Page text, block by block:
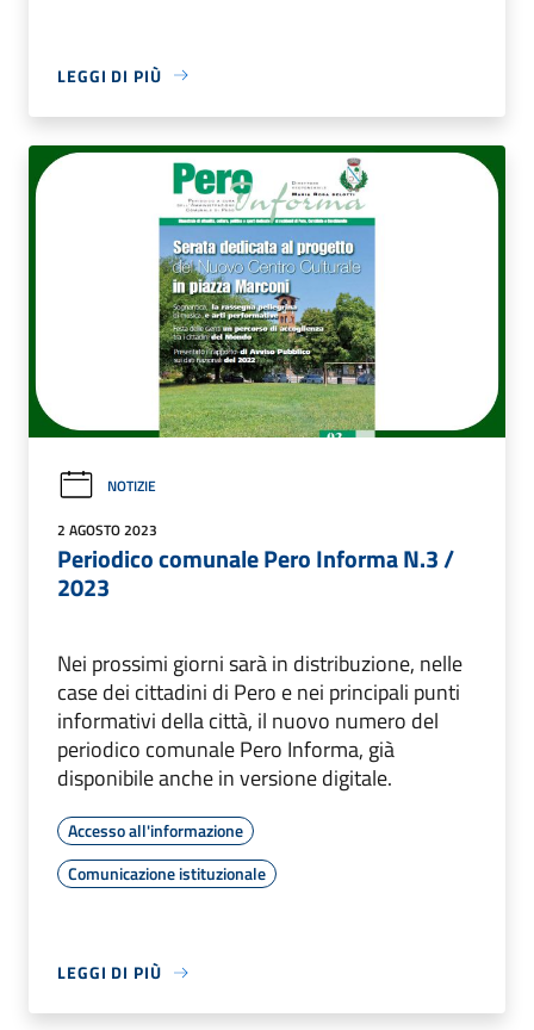
LEGGI DI PIÙ
NOTIZIE
2 AGOSTO 2023
Periodico comunale Pero Informa N.3 /
2023
Nei prossimi giorni sarà in distribuzione, nelle
case dei cittadini di Pero e nei principali punti
informativi della città, il nuovo numero del
periodico comunale Pero Informa, già
disponibile anche in versione digitale.
Accesso all'informazione
Comunicazione istituzionale
LEGGI DI PIÙ